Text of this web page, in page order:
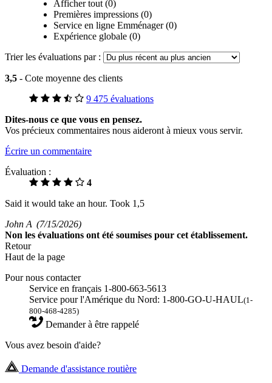
Afficher tout (0)
Premières impressions (0)
Service en ligne Emménager (0)
Expérience globale (0)
Trier les évaluations par :
3,5 - Cote moyenne des clients
9 475 évaluations
Dites-nous ce que vous en pensez.
Vos précieux commentaires nous aideront à mieux vous servir.
Écrire un commentaire
Évaluation :
4
Said it would take an hour. Took 1,5
John A (7/15/2026)
Non les évaluations ont été soumises pour cet établissement.
Retour
Haut de la page
Pour nous contacter
Service en français 1-800-663-5613
Service pour l'Amérique du Nord: 1-800-GO-U-HAUL(1-
800-468-4285)
Demander à être rappelé
Vous avez besoin d'aide?
Demande d'assistance routière